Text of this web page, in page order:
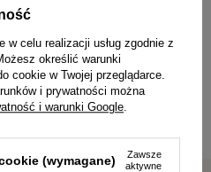
OPINIĘ
OPINIĄ
klientkom w wyborze.
się swoimi wrażeniami – liczy
detal.
celu realizacji usług zgodnie z
określić warunki
cookie w Twojej przeglądarce.
i prywatności można
i warunki Google
(wymagane)
Zawsze
aktywne